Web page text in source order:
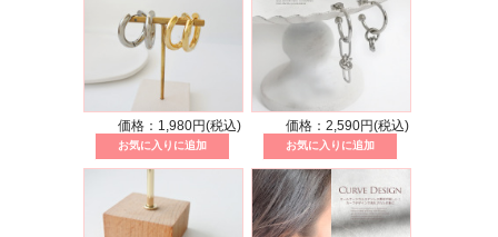
価格：1,980円(税込) 価格：2,590円(税込)